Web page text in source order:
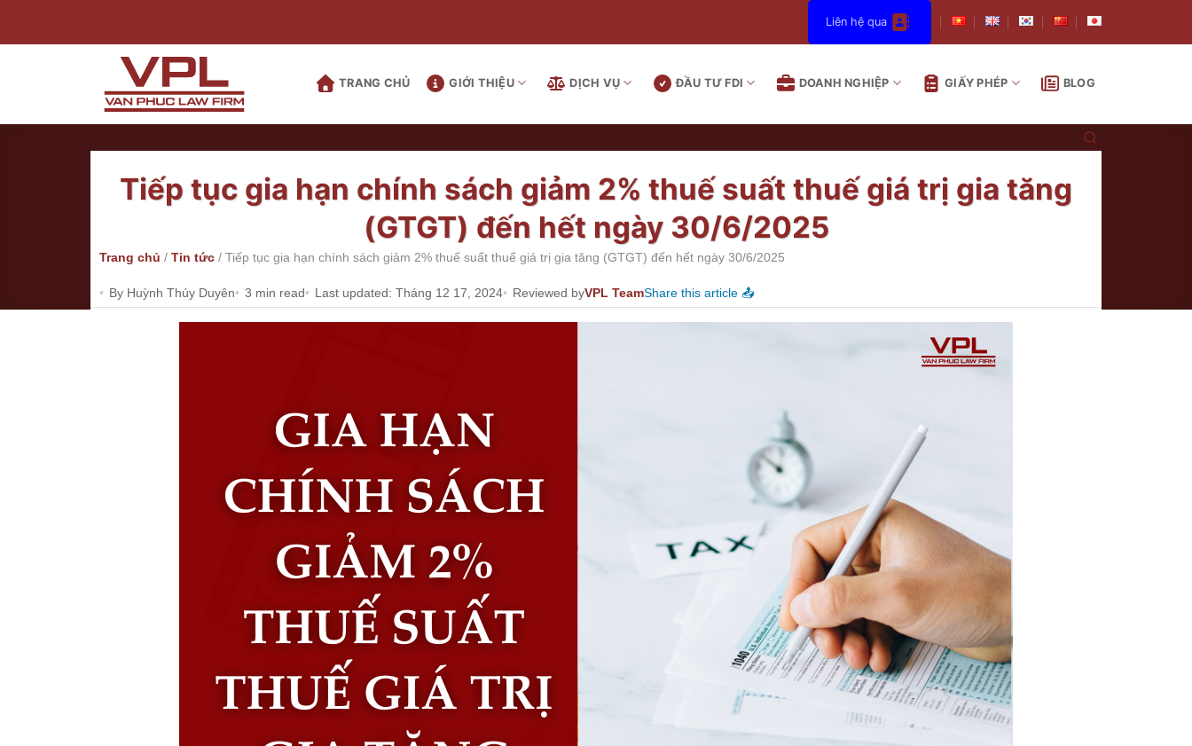
Liên hệ qua
TRANG CHỦ GIỚI THIỆU DỊCH VỤ ĐẦU TƯ FDI DOANH NGHIỆP GIẤY PHÉP BLOG
Tiếp tục gia hạn chính sách giảm 2% thuế suất thuế giá trị gia tăng
(GTGT) đến hết ngày 30/6/2025
Trang chủ / Tin tức / Tiếp tục gia hạn chính sách giảm 2% thuế suất thuế giá trị gia tăng (GTGT) đến hết ngày 30/6/2025
By Huỳnh Thúy Duyên 3 min read Last updated: Tháng 12 17, 2024 Reviewed byVPL TeamShare this article 📤